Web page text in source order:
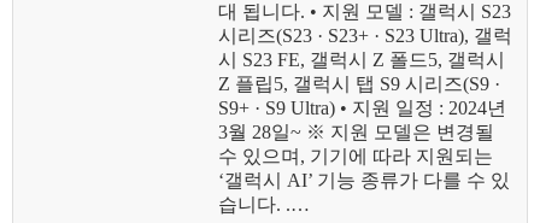
대 됩니다. • 지원 모델 : 갤럭시 S23
시리즈(S23 · S23+ · S23 Ultra), 갤럭
시 S23 FE, 갤럭시 Z 폴드5, 갤럭시
Z 플립5, 갤럭시 탭 S9 시리즈(S9 ·
S9+ · S9 Ultra) • 지원 일정 : 2024년
3월 28일~ ※ 지원 모델은 변경될
수 있으며, 기기에 따라 지원되는
‘갤럭시 AI’ 기능 종류가 다를 수 있
습니다. .…